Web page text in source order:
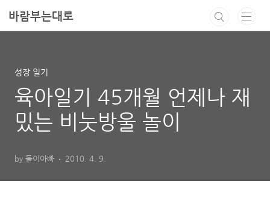
바람부는대로
성장 일기
육아일기 45개월 언제나 재
밌는 비눗방울 놀이
by 돌이아빠 2010. 4. 9.